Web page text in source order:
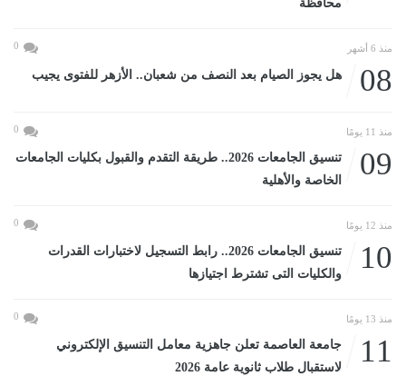
محافظة
منذ 6 أشهر 0
08 هل يجوز الصيام بعد النصف من شعبان.. الأزهر للفتوى يجيب
منذ 11 يومًا 0
09
تنسيق الجامعات 2026.. طريقة التقدم والقبول بكليات الجامعات
الخاصة والأهلية
منذ 12 يومًا 0
10
تنسيق الجامعات 2026.. رابط التسجيل لاختبارات القدرات
والكليات التى تشترط اجتيازها
منذ 13 يومًا 0
11
جامعة العاصمة تعلن جاهزية معامل التنسيق الإلكتروني
لاستقبال طلاب ثانوية عامة 2026